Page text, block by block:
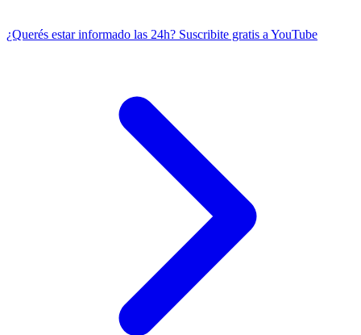
¿Querés estar informado las 24h? Suscribite gratis a YouTube